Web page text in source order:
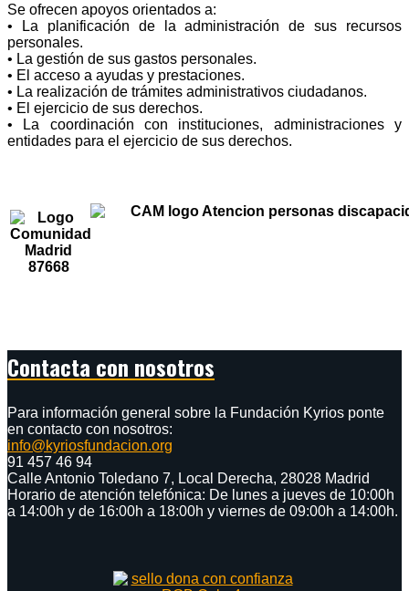
Se ofrecen apoyos orientados a:
• La planificación de la administración de sus recursos
personales.
• La gestión de sus gastos personales.
• El acceso a ayudas y prestaciones.
• La realización de trámites administrativos ciudadanos.
• El ejercicio de sus derechos.
• La coordinación con instituciones, administraciones y
entidades para el ejercicio de sus derechos.
Contacta con nosotros
Para información general sobre la Fundación Kyrios ponte
en contacto con nosotros:
info@kyriosfundacion.org
91 457 46 94
Calle Antonio Toledano 7, Local Derecha, 28028 Madrid
Horario de atención telefónica: De lunes a jueves de 10:00h
a 14:00h y de 16:00h a 18:00h y viernes de 09:00h a 14:00h.